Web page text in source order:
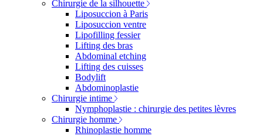
Chirurgie de la silhouette
Liposuccion à Paris
Liposuccion ventre
Lipofilling fessier
Lifting des bras
Abdominal etching
Lifting des cuisses
Bodylift
Abdominoplastie
Chirurgie intime
Nymphoplastie : chirurgie des petites lèvres
Chirurgie homme
Rhinoplastie homme